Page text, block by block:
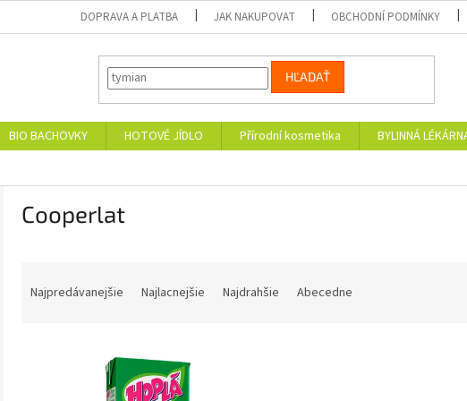
DOPRAVA A PLATBA JAK NAKUPOVAT OBCHODNÍ PODMÍNKY
HĽADAŤ
BIO BACHOVKY HOTOVÉ JÍDLO Přírodní kosmetika BYLINNÁ
Cooperlat
Najpredávanejšie Najlacnejšie Najdrahšie Abecedne